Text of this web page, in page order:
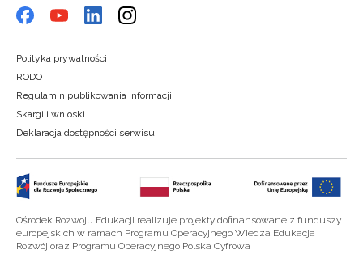
Polityka prywatności
RODO
Regulamin publikowania informacji
Skargi i wnioski
Deklaracja dostępności serwisu
Ośrodek Rozwoju Edukacji realizuje projekty dofinansowane z funduszy
europejskich w ramach Programu Operacyjnego Wiedza Edukacja
Rozwój oraz Programu Operacyjnego Polska Cyfrowa